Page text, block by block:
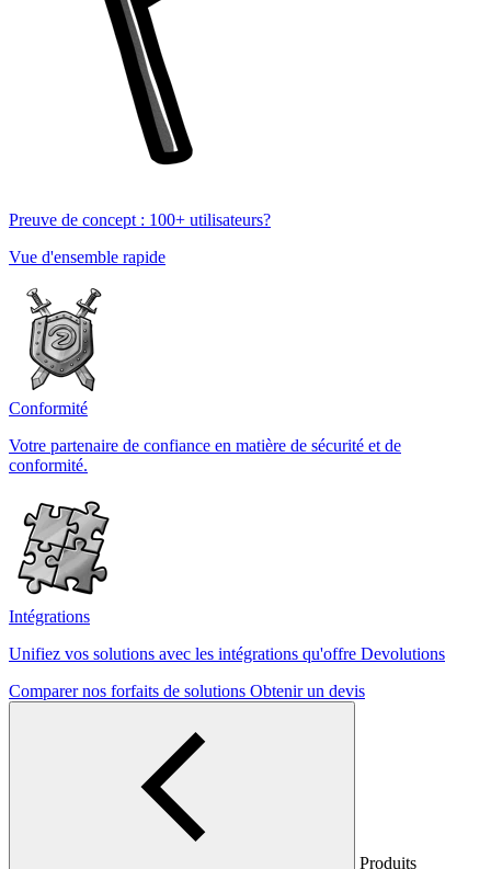
Preuve de concept : 100+ utilisateurs?
Vue d'ensemble rapide
Conformité
Votre partenaire de confiance en matière de sécurité et de
conformité.
Intégrations
Unifiez vos solutions avec les intégrations qu'offre Devolutions
Comparer nos forfaits de solutions Obtenir un devis
Produits